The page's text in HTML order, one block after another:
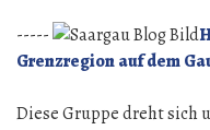
-----
Grenzregion auf dem
Diese Gruppe dreht sich